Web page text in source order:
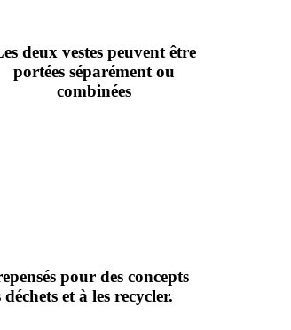
deux vestes peuvent être
portées séparément ou
combinées
pour des concepts
et à les recycler.